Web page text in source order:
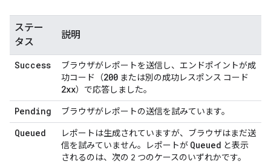
ステー
タス
説明
Success
ブラウザがレポートを送信し、エンドポイントが成
功コード（200 または別の成功レスポンス コード
2xx）で応答しました。
Pending ブラウザがレポートの送信を試みています。
Queued
レポートは生成されていますが、ブラウザはまだ送
信を試みていません。レポートが Queued と表示
されるのは、次の 2 つのケースのいずれかです。